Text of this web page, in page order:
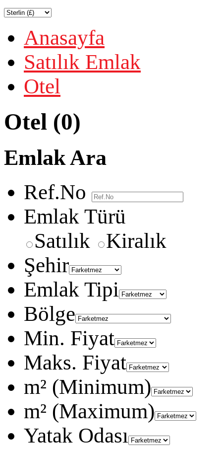
Anasayfa
Satılık Emlak
Otel
Otel (0)
Emlak Ara
Ref.No
Emlak Türü
Satılık
Kiralık
Şehir
Emlak Tipi
Bölge
Min. Fiyat
Maks. Fiyat
m² (Minimum)
m² (Maximum)
Yatak Odası